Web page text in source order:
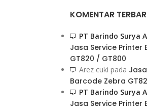
KOMENTAR
PT Barindo Surya
Jasa Service Printer
GT820 / GT800
Arez cuki pada
Barcode Zebra
PT Barindo Surya
Jasa Service Printer